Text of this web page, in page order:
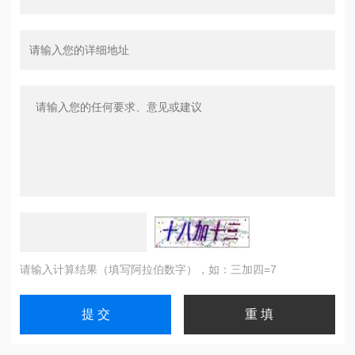
请输入计算结果（填写阿拉伯数字），如：三加四=7